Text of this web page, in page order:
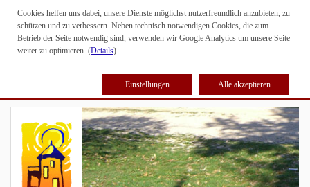
Cookies helfen uns dabei, unsere Dienste möglichst nutzerfreundlich anzubieten, zu
schützen und zu verbessern. Neben technisch notwendigen Cookies, die zum
Betrieb der Seite notwendig sind, verwenden wir Google Analytics um unsere Seite
weiter zu optimieren. (Details)
Einstellungen Alle akzeptieren